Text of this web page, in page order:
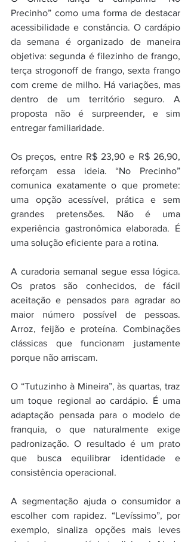
Precinho” como uma forma de destacar
acessibilidade e constância. O cardápio
da semana é organizado de maneira
objetiva: segunda é filezinho de frango,
terça strogonoff de frango, sexta frango
com creme de milho. Há variações, mas
dentro de um território seguro. A
proposta não é surpreender, e sim
entregar familiaridade.
Os preços, entre R$ 23,90 e R$ 26,90,
reforçam essa ideia. “No Precinho”
comunica exatamente o que promete:
uma opção acessível, prática e sem
grandes pretensões. Não é uma
experiência gastronômica elaborada. É
uma solução eficiente para a rotina.
A curadoria semanal segue essa lógica.
Os pratos são conhecidos, de fácil
aceitação e pensados para agradar ao
maior número possível de pessoas.
Arroz, feijão e proteína. Combinações
clássicas que funcionam justamente
porque não arriscam.
O “Tutuzinho à Mineira”, às quartas, traz
um toque regional ao cardápio. É uma
adaptação pensada para o modelo de
franquia, o que naturalmente exige
padronização. O resultado é um prato
que busca equilibrar identidade e
consistência operacional.
A segmentação ajuda o consumidor a
escolher com rapidez. “Levíssimo”, por
exemplo, sinaliza opções mais leves